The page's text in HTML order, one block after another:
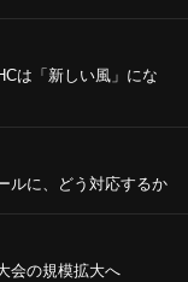
は「新しい風」にな
ルに、どう対応するか
会の規模拡大へ